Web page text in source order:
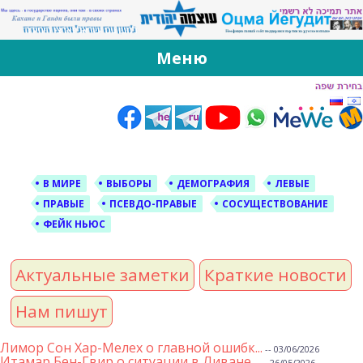
За Оцма Йегудит
עוצמה יהודית ברוסית ובעברית
Меню
В МИРЕ ВЫБОРЫ ДЕМОГРАФИЯ
ЛЕВЫЕ
ПРАВЫЕ
ПСЕВДО-ПРАВЫЕ
СОСУЩЕСТВОВАНИЕ
ФЕЙК НЬЮС
Актуальные заметки
Краткие новости
Нам пишут
Лимор Сон Хар-Мелех о главной ошибк... -- 03/06/2026